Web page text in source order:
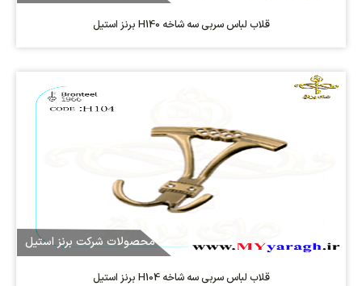
قلاب لباس سربی سه شاخه H140 برنز استیل
محصولات شرکت برنز استیل
قلاب لباس سربی سه شاخه H104 برنز استیل